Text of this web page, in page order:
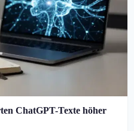
ChatGPT-Texte höher